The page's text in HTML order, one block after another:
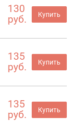
130
руб.
Купить
135
руб.
Купить
135
руб.
Купить